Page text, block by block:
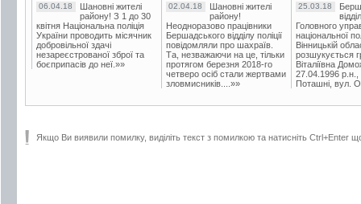
06.04.18
Шановні жителі
району! З 1 до 30
квітня Національна поліція
України проводить місячник
добровільної здачі
незареєстрованої зброї та
боєприпасів до неї.»»
02.04.18
Шановні жителі
району!
Неодноразово працівники
Бершадського відділу поліції
повідомляли про шахраїв.
Та, незважаючи на це, тільки
протягом березня 2018-го
четверо осіб стали жертвами
зловмисників....»»
25.03.18
Головного
національної
Вінницькій
розшукується
Віталіївна
27.04.1996 р.н.,
Поташні, вул.
Якщо Ви виявили помилку, виділіть текст з помилкою та натисніть Ctrl+Enter